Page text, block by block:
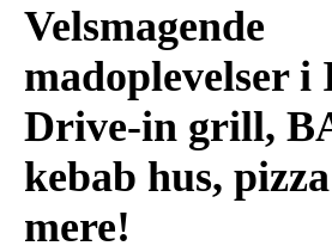
Velsmagende
madoplevelser i
Drive-in grill,
kebab hus,
mere!